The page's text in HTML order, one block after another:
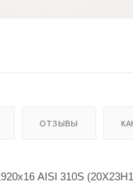
ОТЗЫВЫ
AISI 310S